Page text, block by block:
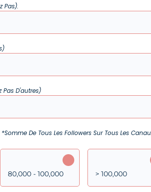
Pas).
Pas D'autres)
De Tous Les Followers Sur Tous Les
80,000 - 100,000 > 100,000